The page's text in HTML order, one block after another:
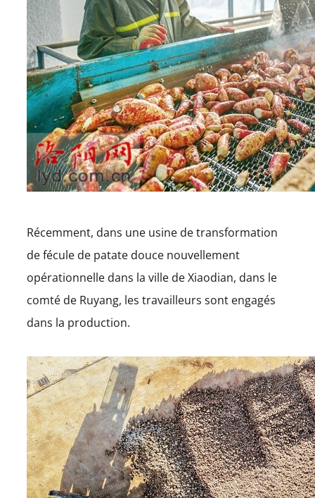
Récemment, dans une usine de transformation
de fécule de patate douce nouvellement
opérationnelle dans la ville de Xiaodian, dans le
comté de Ruyang, les travailleurs sont engagés
dans la production.